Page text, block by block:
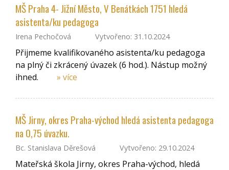
MŠ Praha 4- Jižní Město, V Benátkách 1751 hledá
asistenta/ku pedagoga
Irena Pechočová Vytvořeno: 31.10.2024
Přijmeme kvalifikovaného asistenta/ku pedagoga
na plný či zkrácený úvazek (6 hod.). Nástup možný
ihned.
» více
MŠ Jirny, okres Praha-východ hledá asistenta pedagoga
na 0,75 úvazku.
Bc. Stanislava Děrešová Vytvořeno: 29.10.2024
Mateřská škola Jirny, okres Praha-východ, hledá